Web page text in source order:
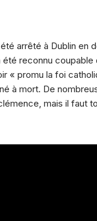
arrêté à Dublin en
été reconnu coupable
« promu la foi
à mort. De
mais il faut